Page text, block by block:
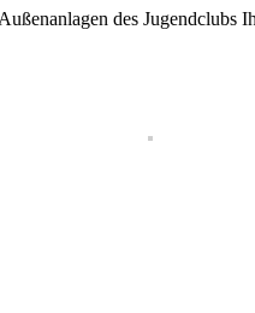
des Jugendclubs